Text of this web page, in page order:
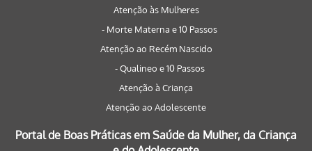
Atenção às Mulheres
- Morte Materna e 10 Passos
Atenção ao Recém Nascido
- Qualineo e 10 Passos
Atenção à Criança
Atenção ao Adolescente
Portal de Boas Práticas em Saúde da Mulher, da Criança